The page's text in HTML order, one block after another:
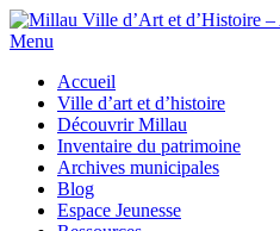
Menu
Accueil
Ville d’art et d’histoire
Découvrir Millau
Inventaire du patrimoine
Archives municipales
Blog
Espace Jeunesse